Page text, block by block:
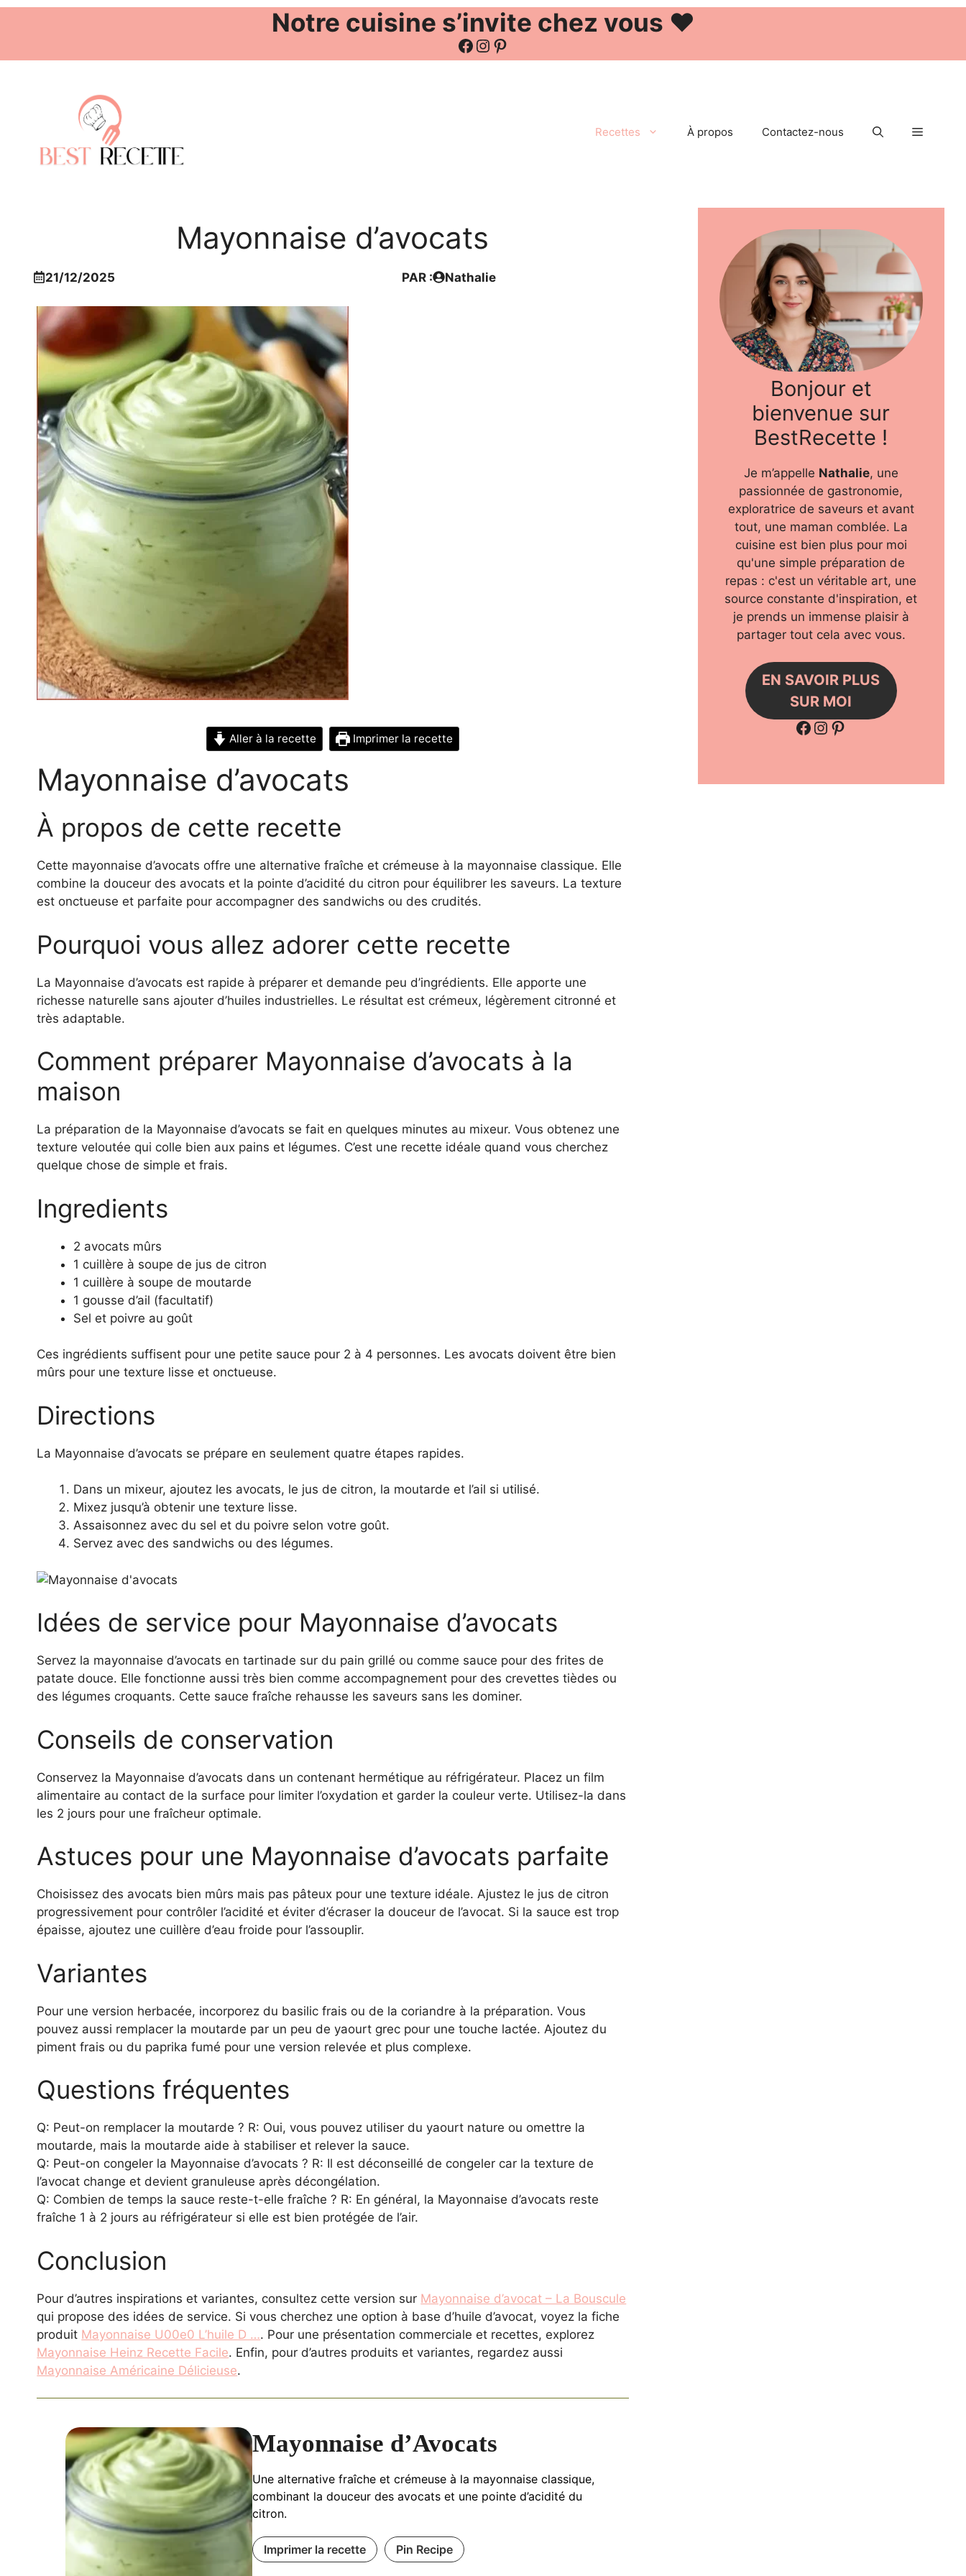
Notre cuisine s’invite chez vous ❤️
Facebook
Instagram
Pinterest
Recettes À propos Contactez-nous
Mayonnaise d’avocats
21/12/2025 PAR : Nathalie
Aller à la recette Imprimer la recette
Mayonnaise d’avocats
À propos de cette recette
Cette mayonnaise d’avocats offre une alternative fraîche et crémeuse à la mayonnaise classique. Elle
combine la douceur des avocats et la pointe d’acidité du citron pour équilibrer les saveurs. La texture
est onctueuse et parfaite pour accompagner des sandwichs ou des crudités.
Pourquoi vous allez adorer cette recette
La Mayonnaise d’avocats est rapide à préparer et demande peu d’ingrédients. Elle apporte une
richesse naturelle sans ajouter d’huiles industrielles. Le résultat est crémeux, légèrement citronné et
très adaptable.
Comment préparer Mayonnaise d’avocats à la
maison
La préparation de la Mayonnaise d’avocats se fait en quelques minutes au mixeur. Vous obtenez une
texture veloutée qui colle bien aux pains et légumes. C’est une recette idéale quand vous cherchez
quelque chose de simple et frais.
Ingredients
2 avocats mûrs
1 cuillère à soupe de jus de citron
1 cuillère à soupe de moutarde
1 gousse d’ail (facultatif)
Sel et poivre au goût
Ces ingrédients suffisent pour une petite sauce pour 2 à 4 personnes. Les avocats doivent être bien
mûrs pour une texture lisse et onctueuse.
Directions
La Mayonnaise d’avocats se prépare en seulement quatre étapes rapides.
Dans un mixeur, ajoutez les avocats, le jus de citron, la moutarde et l’ail si utilisé.
Mixez jusqu’à obtenir une texture lisse.
Assaisonnez avec du sel et du poivre selon votre goût.
Servez avec des sandwichs ou des légumes.
Idées de service pour Mayonnaise d’avocats
Servez la mayonnaise d’avocats en tartinade sur du pain grillé ou comme sauce pour des frites de
patate douce. Elle fonctionne aussi très bien comme accompagnement pour des crevettes tièdes ou
des légumes croquants. Cette sauce fraîche rehausse les saveurs sans les dominer.
Conseils de conservation
Conservez la Mayonnaise d’avocats dans un contenant hermétique au réfrigérateur. Placez un film
alimentaire au contact de la surface pour limiter l’oxydation et garder la couleur verte. Utilisez-la dans
les 2 jours pour une fraîcheur optimale.
Astuces pour une Mayonnaise d’avocats parfaite
Choisissez des avocats bien mûrs mais pas pâteux pour une texture idéale. Ajustez le jus de citron
progressivement pour contrôler l’acidité et éviter d’écraser la douceur de l’avocat. Si la sauce est trop
épaisse, ajoutez une cuillère d’eau froide pour l’assouplir.
Variantes
Pour une version herbacée, incorporez du basilic frais ou de la coriandre à la préparation. Vous
pouvez aussi remplacer la moutarde par un peu de yaourt grec pour une touche lactée. Ajoutez du
piment frais ou du paprika fumé pour une version relevée et plus complexe.
Questions fréquentes
Q: Peut-on remplacer la moutarde ? R: Oui, vous pouvez utiliser du yaourt nature ou omettre la
moutarde, mais la moutarde aide à stabiliser et relever la sauce.
Q: Peut-on congeler la Mayonnaise d’avocats ? R: Il est déconseillé de congeler car la texture de
l’avocat change et devient granuleuse après décongélation.
Q: Combien de temps la sauce reste-t-elle fraîche ? R: En général, la Mayonnaise d’avocats reste
fraîche 1 à 2 jours au réfrigérateur si elle est bien protégée de l’air.
Conclusion
Pour d’autres inspirations et variantes, consultez cette version sur Mayonnaise d’avocat – La Bouscule
qui propose des idées de service. Si vous cherchez une option à base d’huile d’avocat, voyez la fiche
produit Mayonnaise U00e0 L’huile D …. Pour une présentation commerciale et recettes, explorez
Mayonnaise Heinz Recette Facile. Enfin, pour d’autres produits et variantes, regardez aussi
Mayonnaise Américaine Délicieuse.
Mayonnaise d’Avocats
Une alternative fraîche et crémeuse à la mayonnaise classique,
combinant la douceur des avocats et une pointe d’acidité du
citron.
Imprimer la recette Pin Recipe
Bonjour et
bienvenue sur
BestRecette !
Je m’appelle Nathalie, une
passionnée de gastronomie,
exploratrice de saveurs et avant
tout, une maman comblée. La
cuisine est bien plus pour moi
qu'une simple préparation de
repas : c'est un véritable art, une
source constante d'inspiration, et
je prends un immense plaisir à
partager tout cela avec vous.
EN SAVOIR PLUS
SUR MOI
Facebook
Instagram
Pinterest